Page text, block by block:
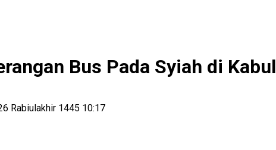
Bus Pada Syiah di Kabul
Rabiulakhir 1445 10:17